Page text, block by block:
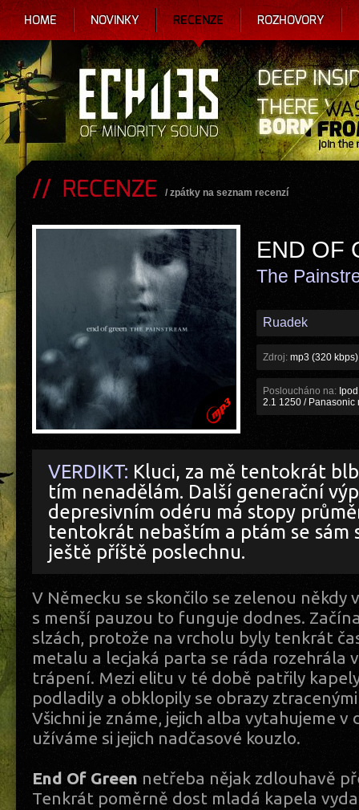
HOME NOVINKY RECENZE ROZHOVORY
RECENZE / zpátky na seznam recenzí
END OF
The
Ruadek
Zdroj: mp3 (320 kbps)
Posloucháno na:
2.1 1250 / Panasonic
VERDIKT: Kluci, za mě tentokrát
tím nenadělám. Další generační
depresivním odéru má stopy
tentokrát nebaštím a ptám se sám
ještě příště poslechnu.
V Německu se skončilo se zelenou někdy
s menší pauzou to funguje dodnes.
slzách, protože na vrcholu byly tenkrát
metalu a lecjaká parta se ráda rozehrála
trápení. Mezi elitu v té době patřily
podladily a obklopily se obrazy
Všichni je známe, jejich alba vytahujeme v
užíváme si jejich nadčasové kouzlo.
End Of Green netřeba nějak zdlouhavě
Tenkrát poměrně dost mladá kapela